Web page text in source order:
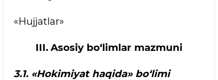
«Hujjatlar»
III. Asosiy bo‘limlar mazmuni
3.1. «Hokimiyat haqida» bo‘limi